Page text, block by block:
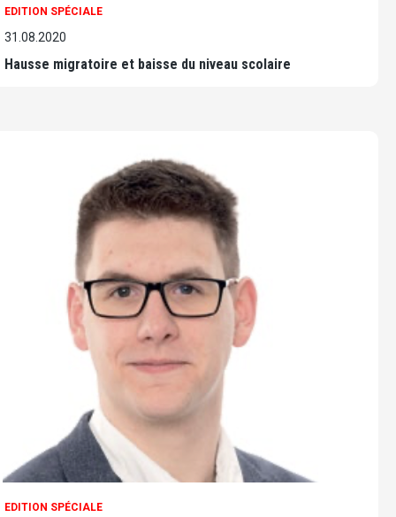
EDITION SPÉCIALE
31.08.2020
Hausse migratoire et baisse du niveau scolaire
EDITION SPÉCIALE